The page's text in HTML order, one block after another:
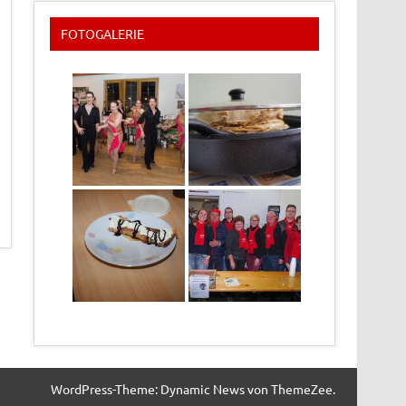
FOTOGALERIE
WordPress-Theme: Dynamic News von ThemeZee.